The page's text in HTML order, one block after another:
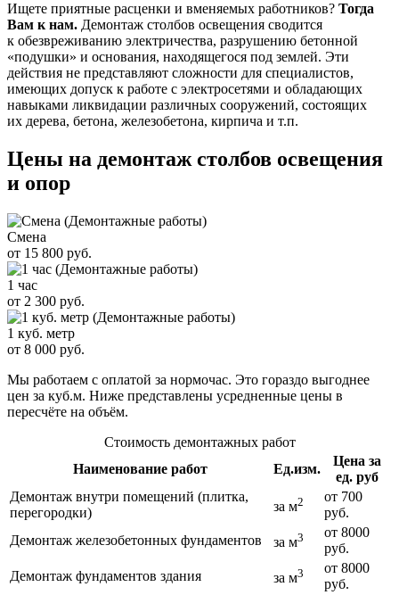
Ищете приятные расценки и вменяемых работников? Тогда
Вам к нам. Демонтаж столбов освещения сводится
к обезвреживанию электричества, разрушению бетонной
«подушки» и основания, находящегося под землей. Эти
действия не представляют сложности для специалистов,
имеющих допуск к работе с электросетями и обладающих
навыками ликвидации различных сооружений, состоящих
их дерева, бетона, железобетона, кирпича и т.п.
Цены на демонтаж столбов освещения
и опор
Смена
от 15 800 руб.
1 час
от 2 300 руб.
1 куб. метр
от 8 000 руб.
Мы работаем с оплатой за нормочас. Это гораздо выгоднее
цен за куб.м. Ниже представлены усредненные цены в
пересчёте на объём.
Стоимость демонтажных работ
Наименование работ
Ед.изм.
Цена за
ед. руб
Демонтаж внутри помещений (плитка,
перегородки)
за м2
от 700
руб.
Демонтаж железобетонных фундаментов
за м3
от 8000
руб.
Демонтаж фундаментов здания
за м3
от 8000
руб.